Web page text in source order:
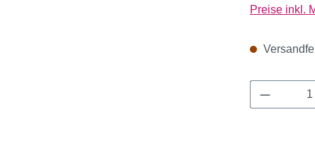
Preise inkl.